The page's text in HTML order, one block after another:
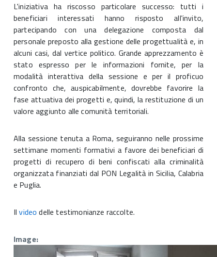
L'iniziativa ha riscosso particolare successo: tutti i
beneficiari interessati hanno risposto all'invito,
partecipando con una delegazione composta dal
personale preposto alla gestione delle progettualità e, in
alcuni casi, dal vertice politico. Grande apprezzamento è
stato espresso per le informazioni fornite, per la
modalità interattiva della sessione e per il proficuo
confronto che, auspicabilmente, dovrebbe favorire la
fase attuativa dei progetti e, quindi, la restituzione di un
valore aggiunto alle comunità territoriali.
Alla sessione tenuta a Roma, seguiranno nelle prossime
settimane momenti formativi a favore dei beneficiari di
progetti di recupero di beni confiscati alla criminalità
organizzata finanziati dal PON Legalità in Sicilia, Calabria
e Puglia.
Ilvideo delle testimonianze raccolte.
Image: